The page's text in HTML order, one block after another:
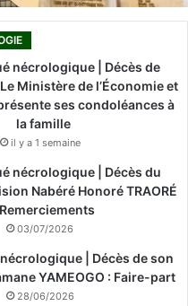
nécrologique | Décès de
Ministère de l’Économie et
ses condoléances à
la famille
il y a 1 semaine
nécrologique | Décès du
Nabéré Honoré TRAORÉ
03/07/2026
| Décès de son
YAMEOGO : Faire-part
28/06/2026